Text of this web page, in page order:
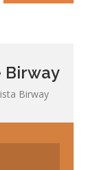
Birway
Birway